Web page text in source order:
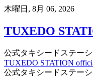
Skip
content
木曜日, 8月 06, 2026
TUXEDO
公式タキシードステー
TUXEDO STATION
公式タキシードステー